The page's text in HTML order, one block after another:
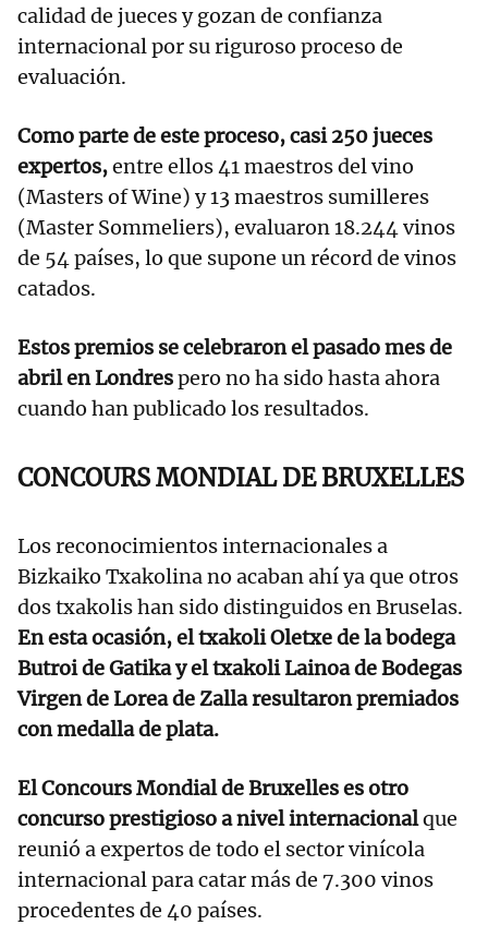
calidad de jueces y gozan de confianza
internacional por su riguroso proceso de
evaluación.
Como parte de este proceso, casi 250 jueces
expertos,entre ellos 41 maestros del vino
(Masters of Wine) y 13 maestros sumilleres
(Master Sommeliers), evaluaron 18.244 vinos
de 54 países, lo que supone un récord de vinos
catados.
Estos premios se celebraron el pasado mes de
abril en Londrespero no ha sido hasta ahora
cuando han publicado los resultados.
CONCOURS MONDIAL DE BRUXELLES
Los reconocimientos internacionales a
Bizkaiko Txakolina no acaban ahí ya que otros
dos txakolis han sido distinguidos en Bruselas.
En esta ocasión, el txakoli Oletxe de la bodega
Butroi de Gatika y el txakoli Lainoa de Bodegas
Virgen de Lorea de Zalla resultaron premiados
con medalla de plata.
El Concours Mondial de Bruxelles es otro
concurso prestigioso a nivel internacionalque
reunió a expertos de todo el sector vinícola
internacional para catar más de 7.300 vinos
procedentes de 40 países.